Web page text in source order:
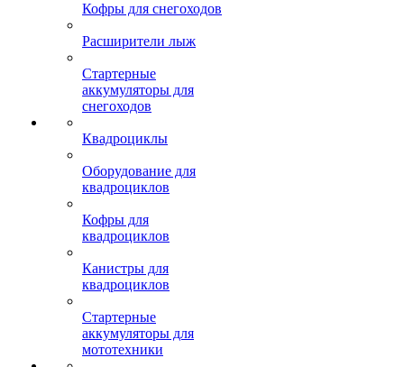
Кофры для снегоходов
Расширители лыж
Стартерные
аккумуляторы для
снегоходов
Квадроциклы
Оборудование для
квадроциклов
Кофры для
квадроциклов
Канистры для
квадроциклов
Стартерные
аккумуляторы для
мототехники